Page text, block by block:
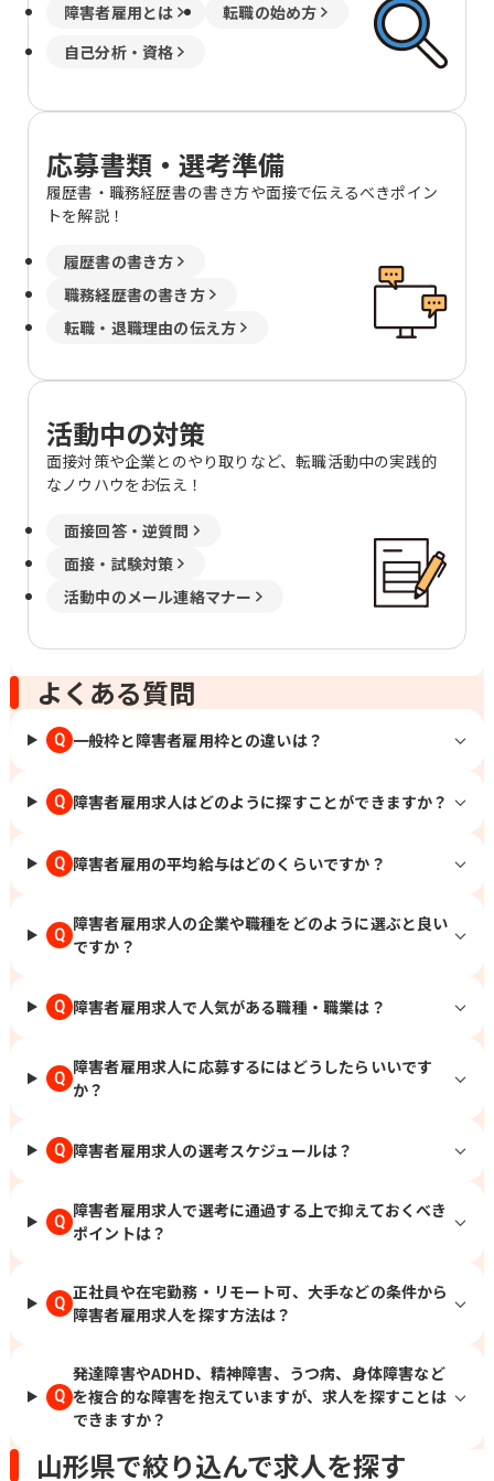
障害者雇用とは
転職の始め方
自己分析・資格
応募書類・選考準備
履歴書・職務経歴書の書き方や面接で伝えるべきポイン
トを解説！
履歴書の書き方
職務経歴書の書き方
転職・退職理由の伝え方
活動中の対策
面接対策や企業とのやり取りなど、転職活動中の実践的
なノウハウをお伝え！
面接回答・逆質問
面接・試験対策
活動中のメール連絡マナー
よくある質問
Q 一般枠と障害者雇用枠との違いは？
Q 障害者雇用求人はどのように探すことができますか？
Q 障害者雇用の平均給与はどのくらいですか？
Q
障害者雇用求人の企業や職種をどのように選ぶと良い
ですか？
Q 障害者雇用求人で人気がある職種・職業は？
Q
障害者雇用求人に応募するにはどうしたらいいです
か？
Q 障害者雇用求人の選考スケジュールは？
Q
障害者雇用求人で選考に通過する上で抑えておくべき
ポイントは？
Q
正社員や在宅勤務・リモート可、大手などの条件から
障害者雇用求人を探す方法は？
Q
発達障害やADHD、精神障害、うつ病、身体障害など
を複合的な障害を抱えていますが、求人を探すことは
できますか？
山形県で絞り込んで求人を探す